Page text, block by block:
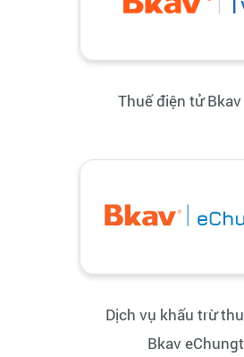
Thuế điện tử Bkav
Dịch vụ khấu trừ
Bkav